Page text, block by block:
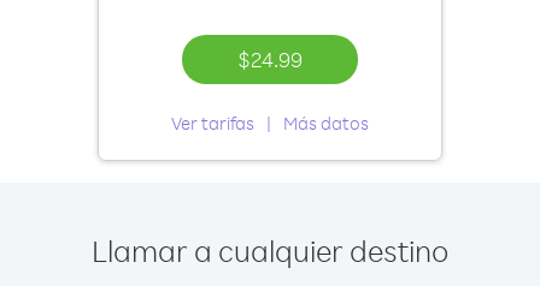
$24.99
Ver tarifas Más datos
Llamar a cualquier destino